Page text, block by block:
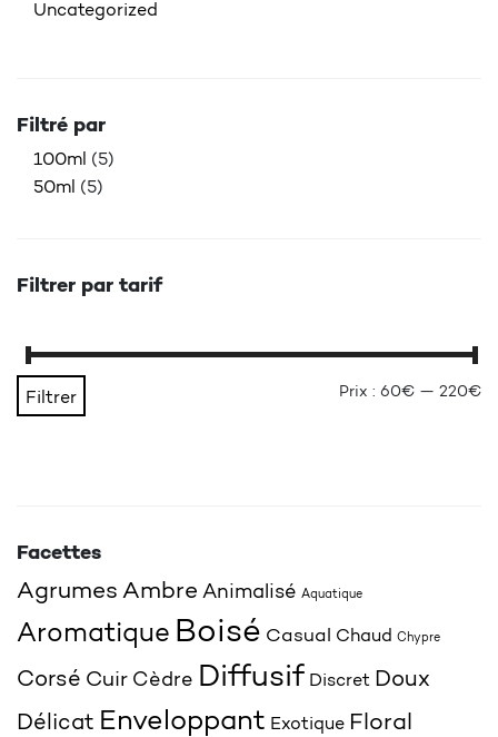
Uncategorized
Filtré par
100ml (5)
50ml (5)
Filtrer par tarif
Filtrer Prix : 60€ — 220€
Facettes
Agrumes Ambre Animalisé Aquatique
Aromatique Boisé Casual Chaud Chypre
Corsé Cuir Cèdre Diffusif Discret Doux
Délicat Enveloppant Exotique Floral